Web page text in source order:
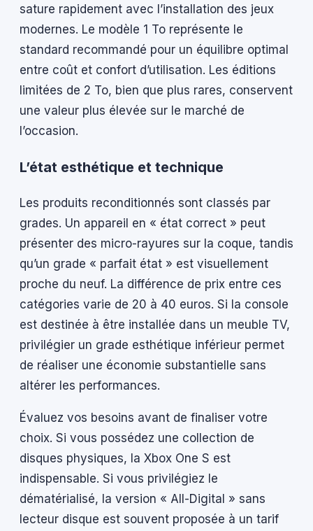
sature rapidement avec l’installation des jeux
modernes. Le modèle 1 To représente le
standard recommandé pour un équilibre optimal
entre coût et confort d’utilisation. Les éditions
limitées de 2 To, bien que plus rares, conservent
une valeur plus élevée sur le marché de
l’occasion.
L’état esthétique et technique
Les produits reconditionnés sont classés par
grades. Un appareil en « état correct » peut
présenter des micro-rayures sur la coque, tandis
qu’un grade « parfait état » est visuellement
proche du neuf. La différence de prix entre ces
catégories varie de 20 à 40 euros. Si la console
est destinée à être installée dans un meuble TV,
privilégier un grade esthétique inférieur permet
de réaliser une économie substantielle sans
altérer les performances.
Évaluez vos besoins avant de finaliser votre
choix. Si vous possédez une collection de
disques physiques, la Xbox One S est
indispensable. Si vous privilégiez le
dématérialisé, la version « All-Digital » sans
lecteur disque est souvent proposée à un tarif